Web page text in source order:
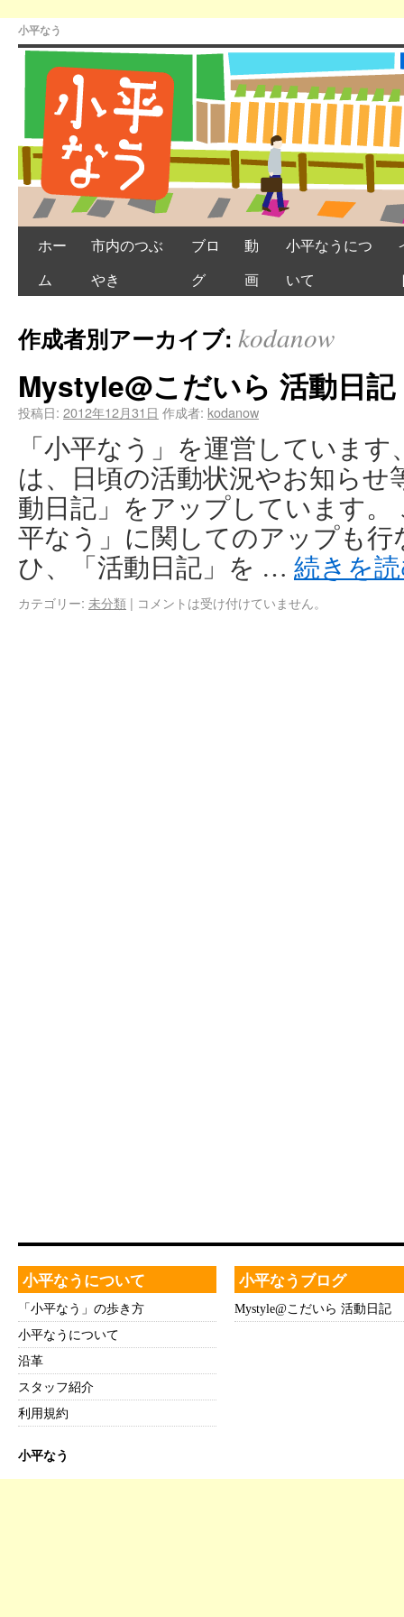
小平なう
ホー
ム
市内のつぶ
やき
ブロ
グ
動
画
小平なうにつ
いて
作成者別アーカイブ: kodanow
Mystyle@こだいら 活動日記
投稿日: 2012年12月31日 作成者: kodanow
「小平なう」を運営していま
は、日頃の活動状況やお知らせ
動日記」をアップしています。
平なう」に関してのアップも
ひ、「活動日記」を … 続きを
カテゴリー: 未分類 | コメントは受け付けていません。
小平なうについて
「小平なう」の歩き方
小平なうについて
沿革
スタッフ紹介
利用規約
小平なうブログ
Mystyle@こだいら 活動日記
小平なう